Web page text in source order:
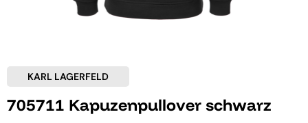
KARL LAGERFELD
705711 Kapuzenpullover schwarz